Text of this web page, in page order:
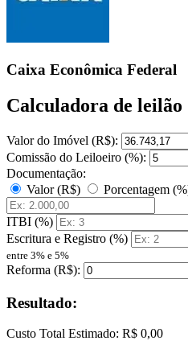
Caixa Econômica Federal
Calculadora de leilão
Valor do Imóvel (R$):
Comissão do Leiloeiro (%):
Documentação:
Valor (R$)
Porcentagem
ITBI (%)
Escritura e Registro (%)
entre 3% e 5%
Reforma (R$):
Resultado:
Custo Total Estimado: R$ 0,00